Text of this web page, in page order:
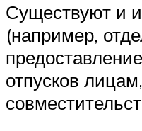
Существуют и
(например,
отпусков